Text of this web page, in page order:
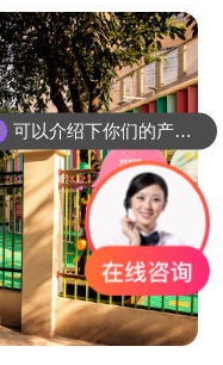
可以介绍下你们的产品么？